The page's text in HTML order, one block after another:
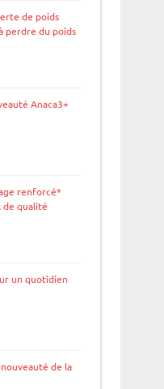
de poids
perdre du poids
Anaca3+
renforcé*
de qualité
un quotidien
de la